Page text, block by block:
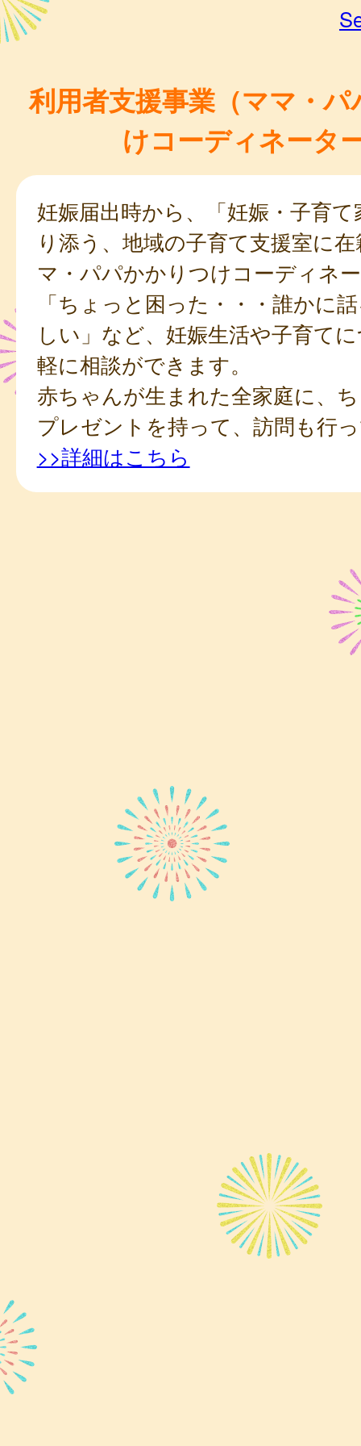
利用者支援事業（ママ・
けコーディネータ
妊娠届出時から、「妊娠・子育
り添う、地域の子育て支援室に
マ・パパかかりつけコーディネ
「ちょっと困った・・・誰かに
しい」など、妊娠生活や子育て
軽に相談ができます。
赤ちゃんが生まれた全家庭に、
プレゼントを持って、訪問も行
>>詳細はこちら